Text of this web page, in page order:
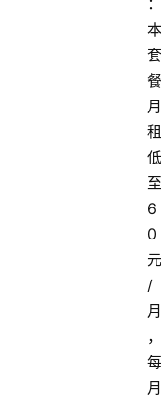
：
本
套
餐
月
租
低
至
6
0
元
/
月
，
每
月